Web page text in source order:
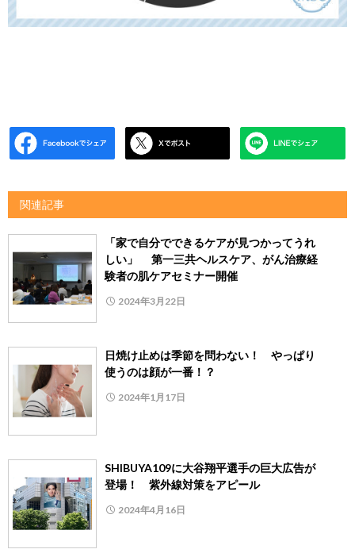
関連記事
「家で自分でできるケアが見つかってうれ
しい」 第一三共ヘルスケア、がん治療経
験者の肌ケアセミナー開催
2024年3月22日
日焼け止めは季節を問わない！ やっぱり
使うのは顔が一番！？
2024年1月17日
SHIBUYA109に大谷翔平選手の巨大広告が
登場！ 紫外線対策をアピール
2024年4月16日